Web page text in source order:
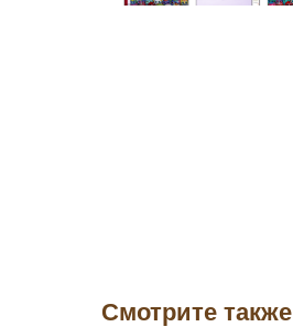
Смотрите также